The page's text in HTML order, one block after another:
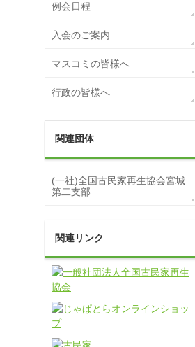
例会日程
入会のご案内
マスコミの皆様へ
行政の皆様へ
関連団体
(一社)全国古民家再生協会宮城
第二支部
関連リンク